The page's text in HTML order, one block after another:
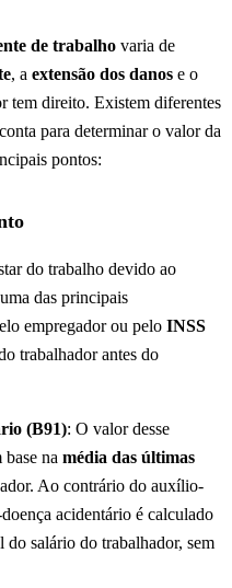
de trabalho varia de
, a extensão dos danos e o
tem direito. Existem diferentes
para determinar o valor da
pontos:
do trabalho devido ao
das principais
empregador ou pelo INSS
trabalhador antes do
(B91): O valor desse
na média das últimas
Ao contrário do auxílio-
acidentário é calculado
salário do trabalhador, sem